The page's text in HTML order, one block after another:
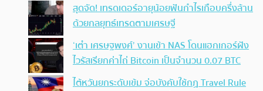
สุดจัด! เทรดเดอร์อายุน้อยฟันกำไรเกือบครึ่งล้าน
ด้วยกลยุทธ์เทรดตามเศรษฐี
‘เต๋า เศรษฐพงศ์’ งานเข้า NAS โดนแฮกเกอร์ฝัง
ไวรัสเรียกค่าไถ่ Bitcoin เป็นจำนวน 0.07 BTC
ไต้หวันยกระดับเข้ม จ่อบังคับใช้กฏ Travel Rule